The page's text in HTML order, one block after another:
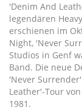
'Denim And
legendären
erschienen im
Night, 'Never
Studios in Genf
Band. Die neue
'Never
Leather'-Tour von
1981.